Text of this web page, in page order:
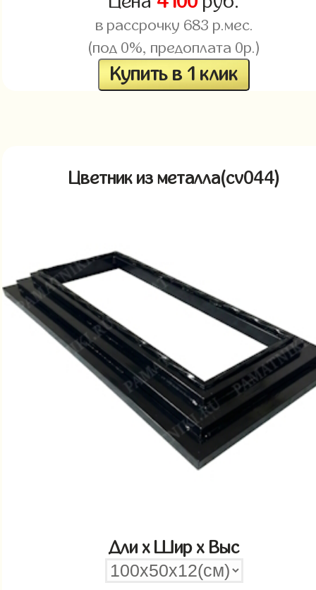
в рассрочку 683 р.мес.
(под 0%, предоплата 0р.)
Купить в 1 клик
Цветник из металла(cv044)
Дли x Шир x Выс